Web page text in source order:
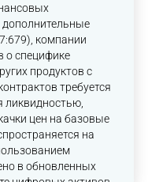
компании
о специфике
продуктов с
требуется
ликвидностью,
цен на базовые
на
в обновленных